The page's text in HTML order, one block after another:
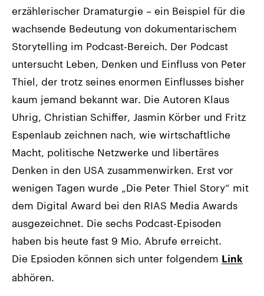
erzählerischer Dramaturgie – ein Beispiel für die
wachsende Bedeutung von dokumentarischem
Storytelling im Podcast-Bereich. Der Podcast
untersucht Leben, Denken und Einfluss von Peter
Thiel, der trotz seines enormen Einflusses bisher
kaum jemand bekannt war. Die Autoren Klaus
Uhrig, Christian Schiffer, Jasmin Körber und Fritz
Espenlaub zeichnen nach, wie wirtschaftliche
Macht, politische Netzwerke und libertäres
Denken in den USA zusammenwirken. Erst vor
wenigen Tagen wurde „Die Peter Thiel Story“ mit
dem Digital Award bei den RIAS Media Awards
ausgezeichnet. Die sechs Podcast-Episoden
haben bis heute fast 9 Mio. Abrufe erreicht.
Die Epsioden können sich unter folgendem Link
abhören.